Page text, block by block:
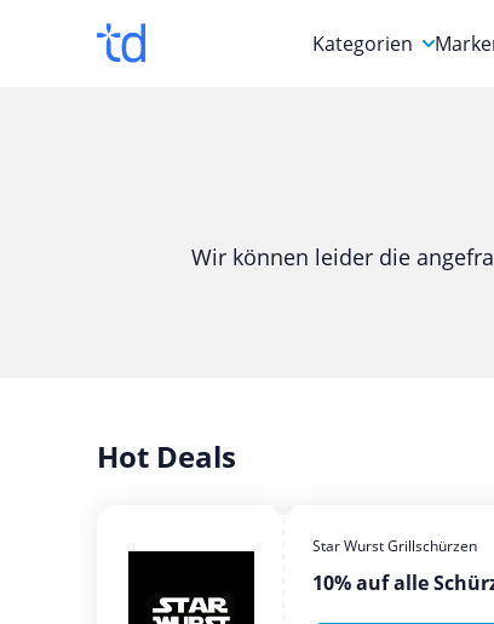
Kategorien
Computer &
Wir können leider die
Hot Deals
Star Wurst Grillschürzen
10% auf alle